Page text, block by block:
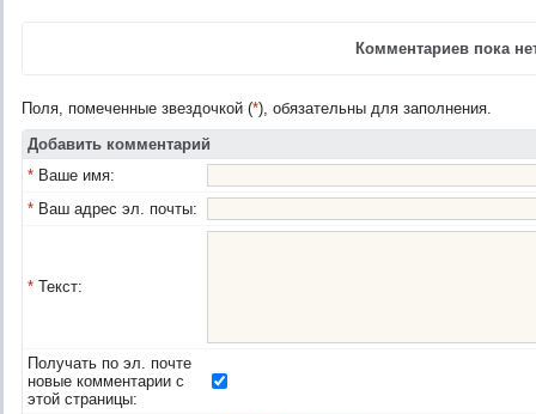
Комментариев пока
Поля, помеченные звездочкой (*), обязательны для заполнения.
Добавить комментарий
* Ваше имя:
* Ваш адрес эл. почты:
* Текст:
Получать по эл. почте
новые комментарии с
этой страницы: